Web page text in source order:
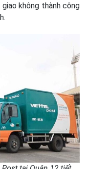
không thành công